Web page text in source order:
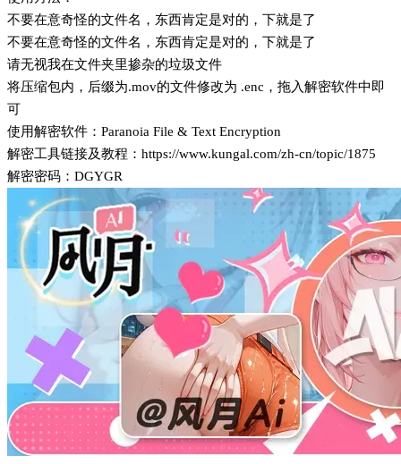
不要在意奇怪的文件名，东西肯定是对的，下就是了
不要在意奇怪的文件名，东西肯定是对的，下就是了
请无视我在文件夹里掺杂的垃圾文件
将压缩包内，后缀为.mov的文件修改为 .enc，拖入解密软件中即
可
使用解密软件：Paranoia File & Text Encryption
解密工具链接及教程：https://www.kungal.com/zh-cn/topic/1875
解密密码：DGYGR